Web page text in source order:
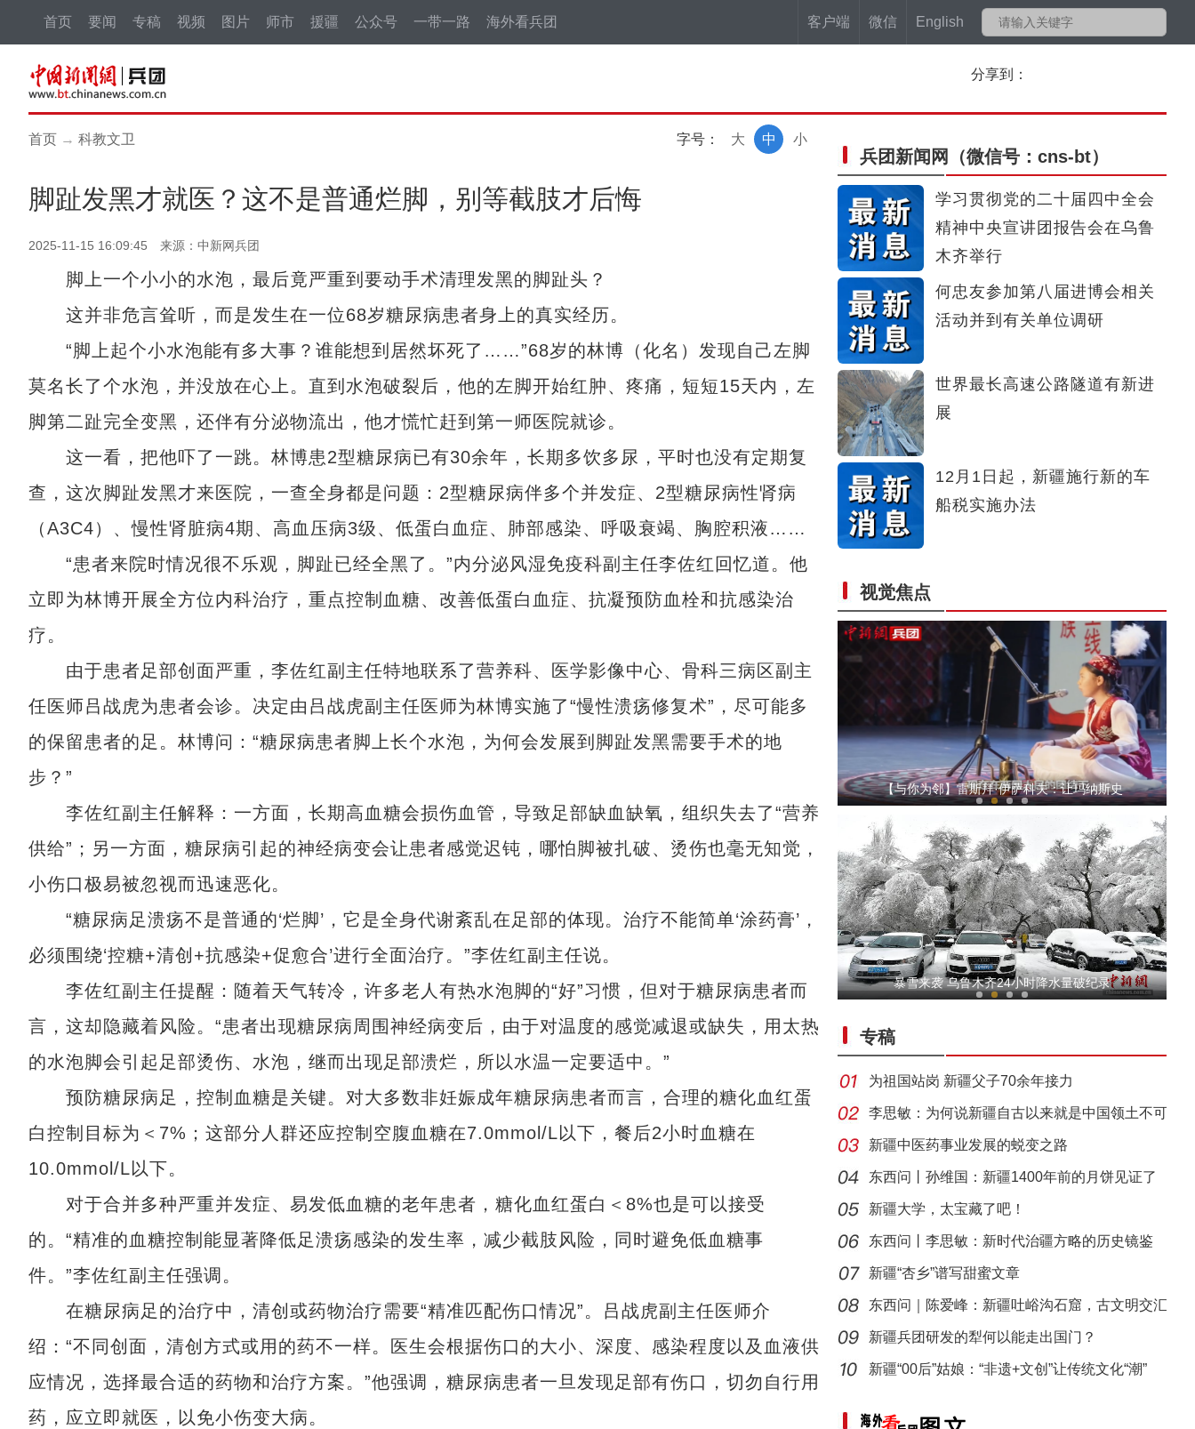
客户端 微信 English
首页 要闻 专稿 视频 图片 师市 援疆 公众号 一带一路 海外看兵团
分享到：
首页 → 科教文卫 字号： 小
中
大
脚趾发黑才就医？这不是普通烂脚，别等截肢才后悔
2025-11-15 16:09:45 来源：中新网兵团
脚上一个小小的水泡，最后竟严重到要动手术清理发黑的脚趾头？
这并非危言耸听，而是发生在一位68岁糖尿病患者身上的真实经历。
“脚上起个小水泡能有多大事？谁能想到居然坏死了……”68岁的林博（化名）发现自己左脚
莫名长了个水泡，并没放在心上。直到水泡破裂后，他的左脚开始红肿、疼痛，短短15天内，左
脚第二趾完全变黑，还伴有分泌物流出，他才慌忙赶到第一师医院就诊。
这一看，把他吓了一跳。林博患2型糖尿病已有30余年，长期多饮多尿，平时也没有定期复
查，这次脚趾发黑才来医院，一查全身都是问题：2型糖尿病伴多个并发症、2型糖尿病性肾病
（A3C4）、慢性肾脏病4期、高血压病3级、低蛋白血症、肺部感染、呼吸衰竭、胸腔积液……
“患者来院时情况很不乐观，脚趾已经全黑了。”内分泌风湿免疫科副主任李佐红回忆道。他
立即为林博开展全方位内科治疗，重点控制血糖、改善低蛋白血症、抗凝预防血栓和抗感染治
疗。
由于患者足部创面严重，李佐红副主任特地联系了营养科、医学影像中心、骨科三病区副主
任医师吕战虎为患者会诊。决定由吕战虎副主任医师为林博实施了“慢性溃疡修复术”，尽可能多
的保留患者的足。林博问：“糖尿病患者脚上长个水泡，为何会发展到脚趾发黑需要手术的地
步？”
李佐红副主任解释：一方面，长期高血糖会损伤血管，导致足部缺血缺氧，组织失去了“营养
供给”；另一方面，糖尿病引起的神经病变会让患者感觉迟钝，哪怕脚被扎破、烫伤也毫无知觉，
小伤口极易被忽视而迅速恶化。
“糖尿病足溃疡不是普通的‘烂脚’，它是全身代谢紊乱在足部的体现。治疗不能简单‘涂药膏’，
必须围绕‘控糖+清创+抗感染+促愈合’进行全面治疗。”李佐红副主任说。
李佐红副主任提醒：随着天气转冷，许多老人有热水泡脚的“好”习惯，但对于糖尿病患者而
言，这却隐藏着风险。“患者出现糖尿病周围神经病变后，由于对温度的感觉减退或缺失，用太热
的水泡脚会引起足部烫伤、水泡，继而出现足部溃烂，所以水温一定要适中。”
预防糖尿病足，控制血糖是关键。对大多数非妊娠成年糖尿病患者而言，合理的糖化血红蛋
白控制目标为＜7%；这部分人群还应控制空腹血糖在7.0mmol/L以下，餐后2小时血糖在
10.0mmol/L以下。
对于合并多种严重并发症、易发低血糖的老年患者，糖化血红蛋白＜8%也是可以接受
的。“精准的血糖控制能显著降低足溃疡感染的发生率，减少截肢风险，同时避免低血糖事
件。”李佐红副主任强调。
在糖尿病足的治疗中，清创或药物治疗需要“精准匹配伤口情况”。吕战虎副主任医师介
绍：“不同创面，清创方式或用的药不一样。医生会根据伤口的大小、深度、感染程度以及血液供
应情况，选择最合适的药物和治疗方案。”他强调，糖尿病患者一旦发现足部有伤口，切勿自行用
药，应立即就医，以免小伤变大病。
兵团新闻网 （微信号：cns-bt）
学习贯彻党的二十届四中全会
精神中央宣讲团报告会在乌鲁
木齐举行
何忠友参加第八届进博会相关
活动并到有关单位调研
世界最长高速公路隧道有新进
展
12月1日起，新疆施行新的车
船税实施办法
视觉焦点
侨乡故事 | 荣成：我很荣幸能成为沙漠“锁边
【与你为邻】吉尔吉斯斯坦媒体人：中国发展
【与你为邻】雷斯拜·伊萨科夫：让玛纳斯史
侨乡故事 | 卡瓦斯三姐妹的“甜蜜密码”
【与你为邻】吉尔吉斯斯坦媒体人：中国发展
暴雪来袭 乌鲁木齐24小时降水量破纪录
专稿
为祖国站岗 新疆父子70余年接力
李思敏：为何说新疆自古以来就是中国领土不可
分割
新疆中医药事业发展的蜕变之路
东西问丨孙维国：新疆1400年前的月饼见证了
什么？
新疆大学，太宝藏了吧！
东西问丨李思敏：新时代治疆方略的历史镜鉴
新疆“杏乡”谱写甜蜜文章
东西问｜陈爱峰：新疆吐峪沟石窟，古文明交汇
见证
新疆兵团研发的犁何以能走出国门？
新疆“00后”姑娘：“非遗+文创”让传统文化“潮”